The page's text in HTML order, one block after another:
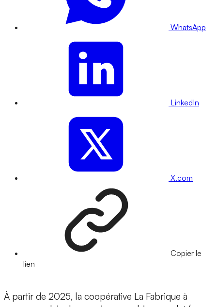
WhatsApp
LinkedIn
X.com
Copier le
lien
À partir de 2025, la coopérative La Fabrique à